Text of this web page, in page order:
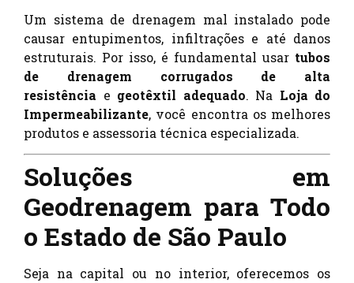
Um sistema de drenagem mal instalado pode
causar entupimentos, infiltrações e até danos
estruturais. Por isso, é fundamental usar tubos
de drenagem corrugados de alta
resistência e geotêxtil adequado. Na Loja do
Impermeabilizante, você encontra os melhores
produtos e assessoria técnica especializada.
Soluções em
Geodrenagem para Todo
o Estado de São Paulo
Seja na capital ou no interior, oferecemos os